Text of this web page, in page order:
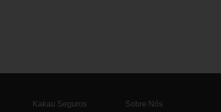
Kakau Seguros
Sobre Nós